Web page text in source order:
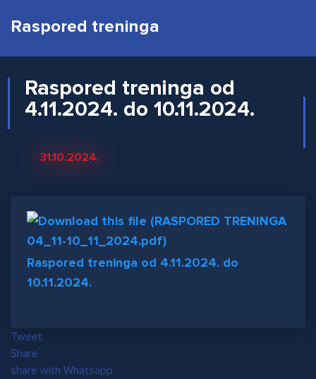
Raspored treninga
Raspored treninga od
4.11.2024. do 10.11.2024.
31.10.2024.
Raspored treninga od 4.11.2024. do
10.11.2024.
Tweet
Share
share with Whatsapp